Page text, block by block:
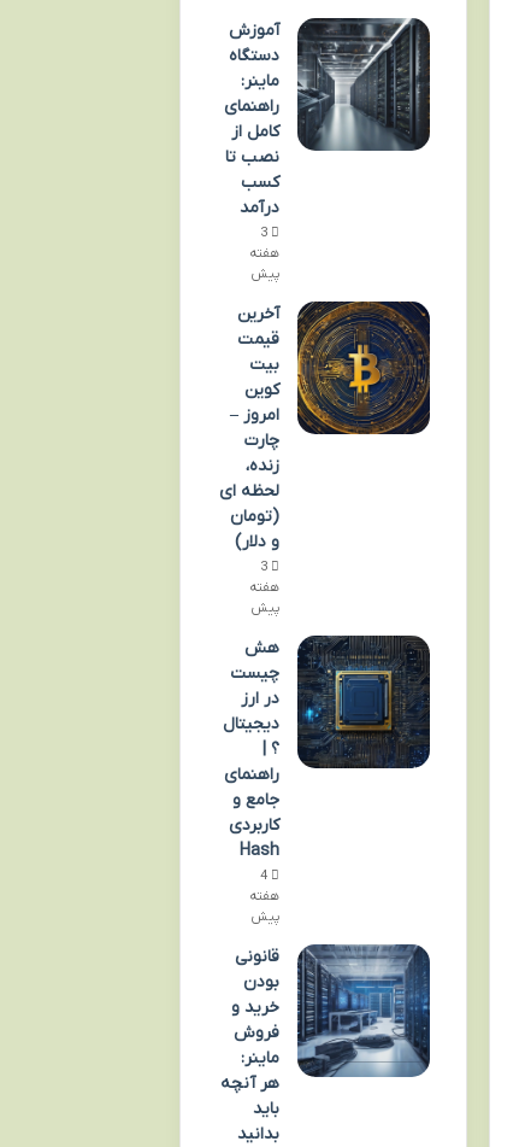
آموزش
دستگاه
ماینر:
راهنمای
کامل از
نصب تا
کسب
درآمد
3
هفته
پیش
آخرین
قیمت
بیت
کوین
امروز –
چارت
زنده،
لحظه ای
(تومان
و دلار)
3
هفته
پیش
هش
چیست
در ارز
دیجیتال
؟ |
راهنمای
جامع و
کاربردی
Hash
4
هفته
پیش
قانونی
بودن
خرید و
فروش
ماینر:
هر آنچه
باید
بدانید